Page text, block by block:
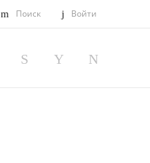
Поиск Войти